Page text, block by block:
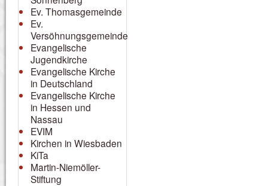
Ev. Thomasgemeinde
Ev.
Versöhnungsgemeinde
Evangelische
Jugendkirche
Evangelische Kirche
in Deutschland
Evangelische Kirche
in Hessen und
Nassau
EVIM
Kirchen in Wiesbaden
KiTa
Martin-Niemöller-
Stiftung